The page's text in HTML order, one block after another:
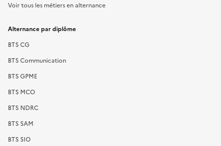
Voir tous les métiers en alternance
Alternance par diplôme
BTS CG
BTS Communication
BTS GPME
BTS MCO
BTS NDRC
BTS SAM
BTS SIO